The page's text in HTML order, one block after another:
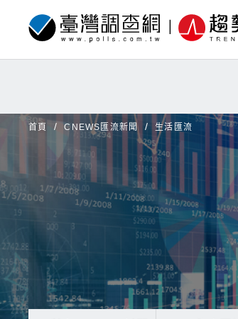
首頁 CNEWS匯流新聞 生活匯流